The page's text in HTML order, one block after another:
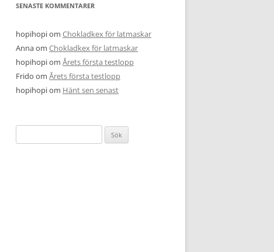
SENASTE KOMMENTARER
hopihopiom Chokladkex för latmaskar
Annaom Chokladkex för latmaskar
hopihopiom Årets första testlopp
Frido om Årets första testlopp
hopihopiom Hänt sen senast
efter: